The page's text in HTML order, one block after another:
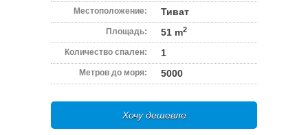
Местоположение: Тиват
Площадь: 51 m2
Количество спален: 1
Метров до моря: 5000
Хочу дешевле